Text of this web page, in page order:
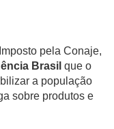
pela Conaje,
Brasil que o
a população
sobre produtos e